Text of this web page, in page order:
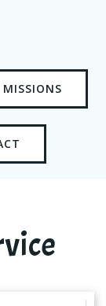
MISSIONS